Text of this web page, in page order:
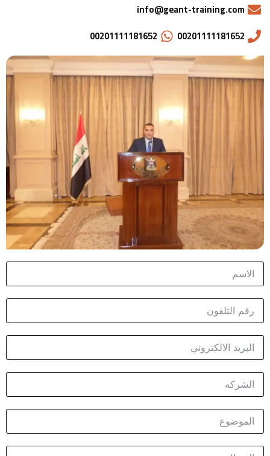
info@geant-training.com
00201111181652
00201111181652